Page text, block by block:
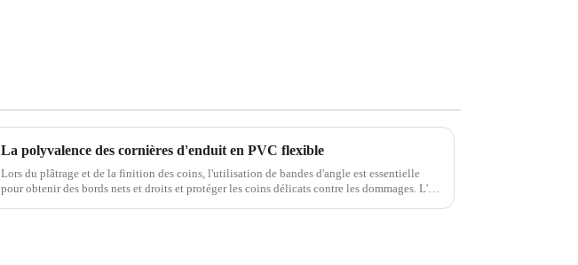
La polyvalence des cornières d'enduit en PVC flexible
Lors du plâtrage et de la finition des coins, l'utilisation de bandes d'angle est essentielle
pour obtenir des bords nets et droits et protéger les coins délicats contre les dommages. L'un